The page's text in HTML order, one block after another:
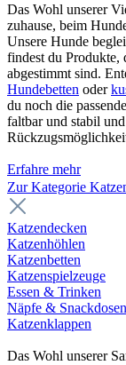
Das Wohl unserer
zuhause, beim
Unsere Hunde
findest du Produkte,
abgestimmt sind.
Hundebetten oder
du noch die
faltbar und stabil
Erfahre mehr
Zur Kategorie
Katzendecken
Katzenhöhlen
Katzenbetten
Katzenspielzeuge
Essen & Trinken
Näpfe & Snackdosen
Katzenklappen
Das Wohl unserer